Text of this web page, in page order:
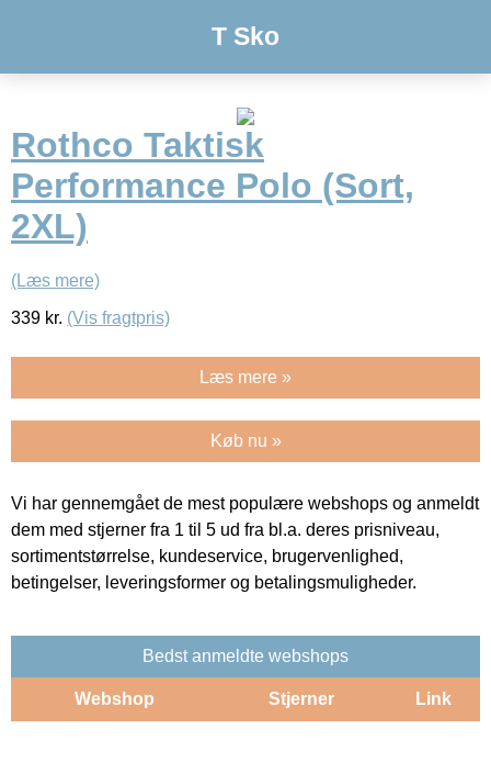
T Sko
Rothco Taktisk
Performance Polo (Sort,
2XL)
(Læs mere)
339 kr. (Vis fragtpris)
Læs mere »
Køb nu »
Vi har gennemgået de mest populære webshops og anmeldt
dem med stjerner fra 1 til 5 ud fra bl.a. deres prisniveau,
sortimentstørrelse, kundeservice, brugervenlighed,
betingelser, leveringsformer og betalingsmuligheder.
Bedst anmeldte webshops
Webshop Stjerner Link